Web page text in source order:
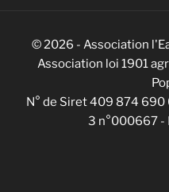
© 2026 - Association
Association loi 1901
N° de Siret 409 874 690
3 n°000667 -